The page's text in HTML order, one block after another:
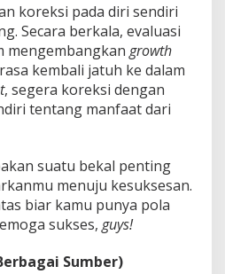
koreksi pada diri sendiri
Secara berkala, evaluasi
mengembangkan growth
kembali jatuh ke dalam
, segera koreksi dengan
tentang manfaat dari
suatu bekal penting
menuju kesuksesan.
biar kamu punya pola
sukses, guys!
Sumber)